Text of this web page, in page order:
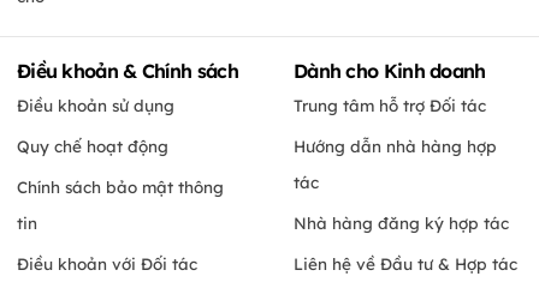
Điều khoản & Chính sách
Điều khoản sử dụng
Quy chế hoạt động
Chính sách bảo mật thông
tin
Điều khoản với Đối tác
Dành cho Kinh doanh
Trung tâm hỗ trợ Đối tác
Hướng dẫn nhà hàng hợp
tác
Nhà hàng đăng ký hợp tác
Liên hệ về Đầu tư & Hợp tác